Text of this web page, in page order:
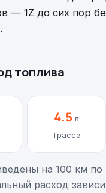
— 1Z до сих пор
топлива
4.5л
Трасса
на 100 км по
расход